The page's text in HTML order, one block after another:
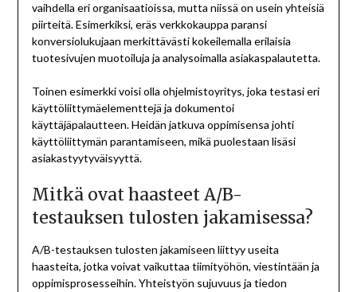
vaihdella eri organisaatioissa, mutta niissä on usein yhteisiä
piirteitä. Esimerkiksi, eräs verkkokauppa paransi
konversiolukujaan merkittävästi kokeilemalla erilaisia
tuotesivujen muotoiluja ja analysoimalla asiakaspalautetta.
Toinen esimerkki voisi olla ohjelmistoyritys, joka testasi eri
käyttöliittymäelementtejä ja dokumentoi
käyttäjäpalautteen. Heidän jatkuva oppimisensa johti
käyttöliittymän parantamiseen, mikä puolestaan lisäsi
asiakastyytyväisyyttä.
Mitkä ovat haasteet A/B-
testauksen tulosten jakamisessa?
A/B-testauksen tulosten jakamiseen liittyy useita
haasteita, jotka voivat vaikuttaa tiimityöhön, viestintään ja
oppimisprosesseihin. Yhteistyön sujuvuus ja tiedon